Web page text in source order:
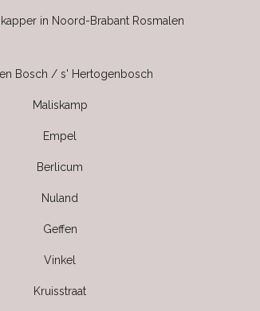
in Noord-Brabant Rosmalen
Bosch / s' Hertogenbosch
Maliskamp
Empel
Berlicum
Nuland
Geffen
Vinkel
Kruisstraat